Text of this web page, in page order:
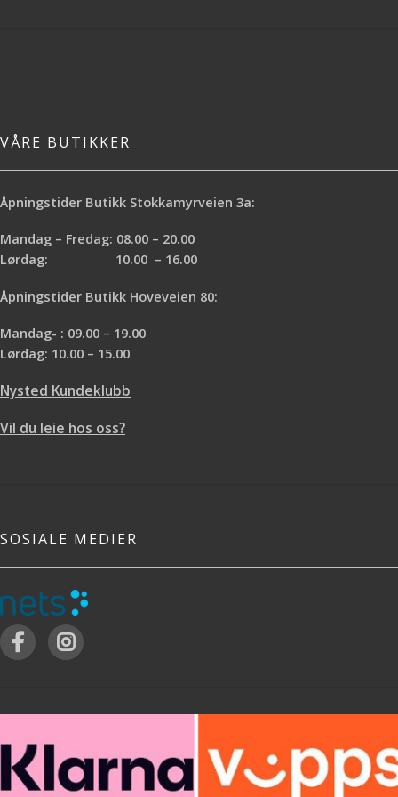
VÅRE BUTIKKER
Åpningstider Butikk Stokkamyrveien 3a:
Mandag – Fredag: 08.00 – 20.00
Lørdag: 10.00 – 16.00
Åpningstider Butikk Hoveveien 80:
Mandag- : 09.00 – 19.00
Lørdag: 10.00 – 15.00
Nysted Kundeklubb
Vil du leie hos oss?
SOSIALE MEDIER